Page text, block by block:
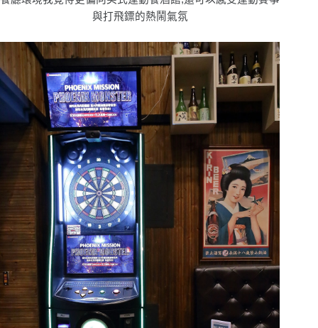
與打飛鏢的熱鬧氣氛